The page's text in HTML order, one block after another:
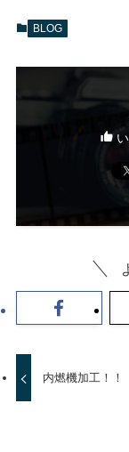
BLOG
内燃機加工！！